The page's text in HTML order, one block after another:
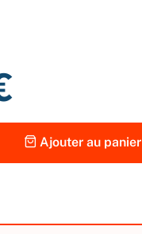
Ajouter au panier